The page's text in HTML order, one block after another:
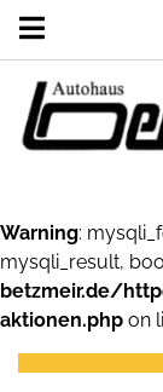
Warning:
mysqli_result,
betzmeir.de/
aktionen.php on